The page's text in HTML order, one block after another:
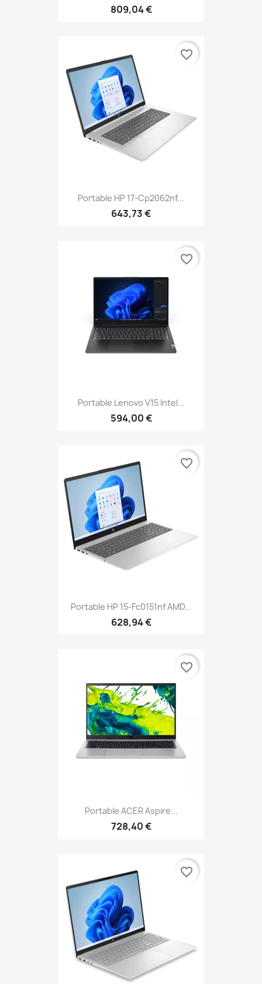
809,04 €
Portable HP 17-Cp2062nf...
643,73 €
favorite_border
Portable Lenovo V15 Intel...
594,00 €
favorite_border
Portable HP 15-Fc0151nf AMD...
628,94 €
favorite_border
Portable ACER Aspire...
728,40 €
favorite_border
favorite_border